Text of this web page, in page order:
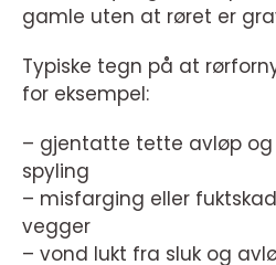
gamle uten at røret er
Typiske tegn på at
for eksempel:
– gjentatte tette avløp
spyling
– misfarging eller
vegger
– vond lukt fra sluk og